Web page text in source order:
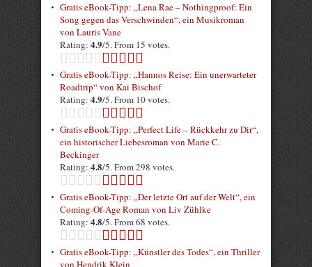
Gratis eBook-Tipp: „Lena Rae – Nothingproof: Ein
Song gegen das Verschwinden“, ein Musikroman
von Lauris Vane
Rating: 4.9/5. From 15 votes.
Gratis eBook-Tipp: „Hannos Reise: Ein unerwarteter
Roadtrip“ von Kai Bischof
Rating: 4.9/5. From 10 votes.
Gratis eBook-Tipp: „Perfect Life – Rückkehr zu Dir“,
ein historischer Liebesroman von Marie C.
Beckinger
Rating: 4.8/5. From 298 votes.
Gratis eBook-Tipp: „Der letzte Ort auf der Welt“, ein
Coming-Of-Age Roman von Liv Zühlke
Rating: 4.8/5. From 68 votes.
Gratis eBook-Tipp: „Künstler des Todes“, ein Thriller
von Hendrik Klein